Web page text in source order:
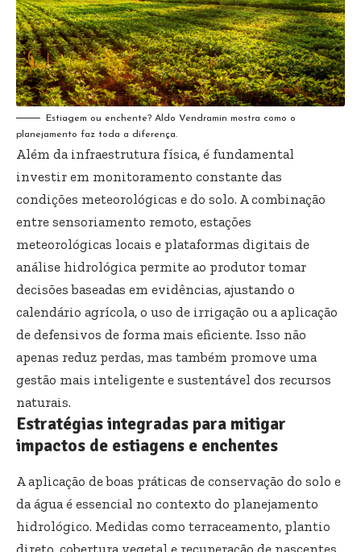
Estiagem ou enchente? Aldo Vendramin mostra como o
planejamento faz toda a diferença.
Além da infraestrutura física, é fundamental
investir em monitoramento constante das
condições meteorológicas e do solo. A combinação
entre sensoriamento remoto, estações
meteorológicas locais e plataformas digitais de
análise hidrológica permite ao produtor tomar
decisões baseadas em evidências, ajustando o
calendário agrícola, o uso de irrigação ou a aplicação
de defensivos de forma mais eficiente. Isso não
apenas reduz perdas, mas também promove uma
gestão mais inteligente e sustentável dos recursos
naturais.
Estratégias integradas para mitigar
impactos de estiagens e enchentes
A aplicação de boas práticas de conservação do solo e
da água é essencial no contexto do planejamento
hidrológico. Medidas como terraceamento, plantio
direto, cobertura vegetal e recuperação de nascentes